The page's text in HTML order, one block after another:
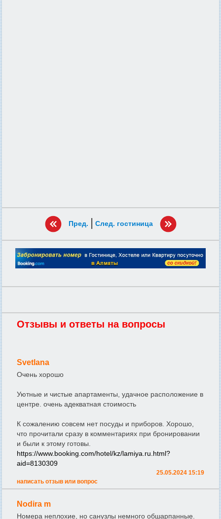
Пред. | След. гостиница
Отзывы и ответы на вопросы
Svetlana
Очень хорошо
Уютные и чистые апартаменты, удачное расположение в
центре. очень адекватная стоимость
К сожалению совсем нет посуды и приборов. Хорошо,
что прочитали сразу в комментариях при бронировании
и были к этому готовы.
https://www.booking.com/hotel/kz/lamiya.ru.html?
aid=8130309
25.05.2024 15:19
написать отзыв или вопрос
Nodira m
Номера неплохие, но санузлы немного обшарпанные.